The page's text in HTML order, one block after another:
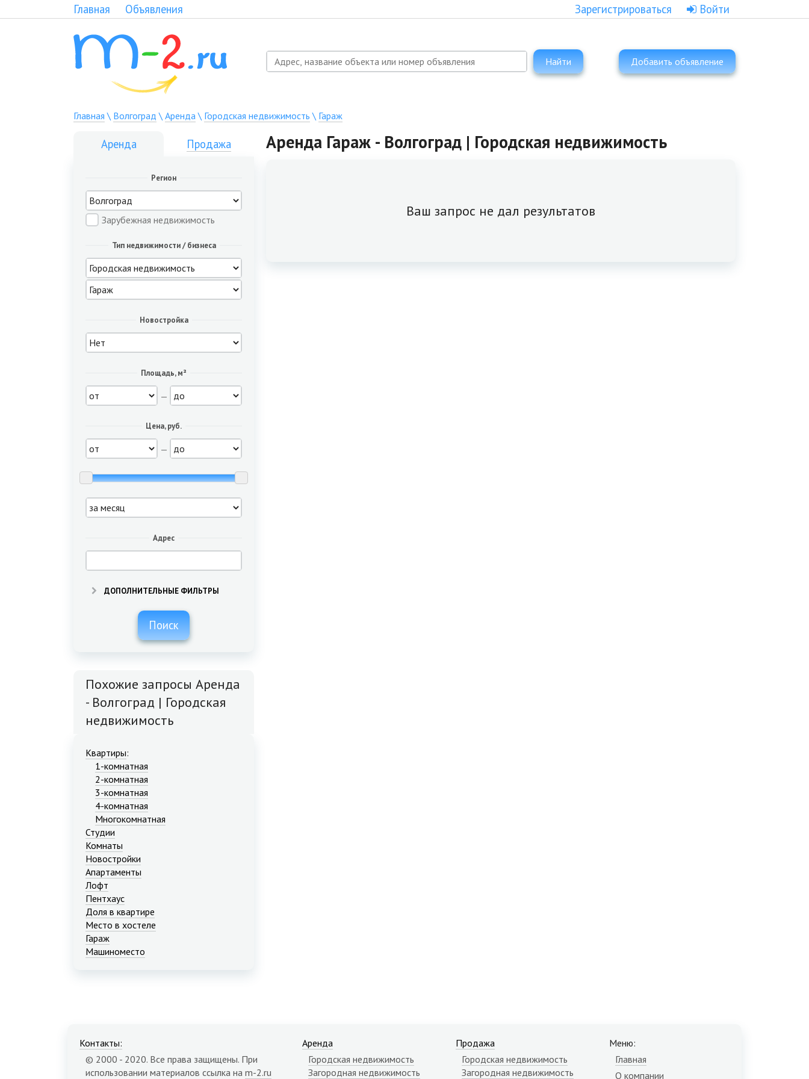
Главная Объявления Зарегистрироваться Войти
Найти Добавить объявление
Главная \ Волгоград \ Аренда\ Городская недвижимость \ Гараж
Аренда Продажа
Регион
Зарубежная недвижимость
Тип недвижимости / бизнеса
Новостройка
Площадь, м²
—
Цена, руб.
—
Адрес
ДОПОЛНИТЕЛЬНЫЕ ФИЛЬТРЫ
Поиск
Похожие запросы Аренда
- Волгоград | Городская
недвижимость
Квартиры:
1-комнатная
2-комнатная
3-комнатная
4-комнатная
Многокомнатная
Студии
Комнаты
Новостройки
Апартаменты
Лофт
Пентхаус
Доля в квартире
Место в хостеле
Гараж
Машиноместо
Аренда Гараж - Волгоград | Городская недвижимость
Ваш запрос не дал результатов
Контакты:
© 2000 - 2020. Все права защищены. При
использовании материалов ссылка на m-2.ru
Аренда
Городская недвижимость
Загородная недвижимость
Продажа
Городская недвижимость
Загородная недвижимость
Меню:
Главная
О компании